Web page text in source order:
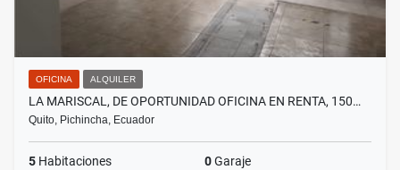
OFICINA ALQUILER
LA MARISCAL, DE OPORTUNIDAD OFICINA EN RENTA, 150…
Quito, Pichincha, Ecuador
5 Habitaciones 0Garaje